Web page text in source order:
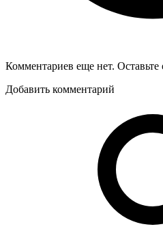
Комментариев еще нет.
Добавить комментарий